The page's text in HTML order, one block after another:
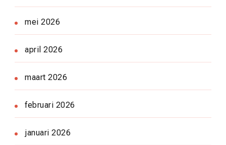
mei 2026
april 2026
maart 2026
februari 2026
januari 2026